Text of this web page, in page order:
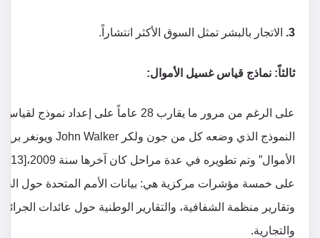
3. الاتجار بالبشر تمثل السوق الأكثر انتشاراً.
ثالثاً: نماذج قياس غسيل الأموال:
على الرغم من مرور ما يقارب 28 عاماً على
على خمسة مؤشرات مركزية هي: بيانات الأمم المتحدة حول
وتقارير منظمة الشفافية، والتقارير الوطنية حول عائدات
والتجارية.